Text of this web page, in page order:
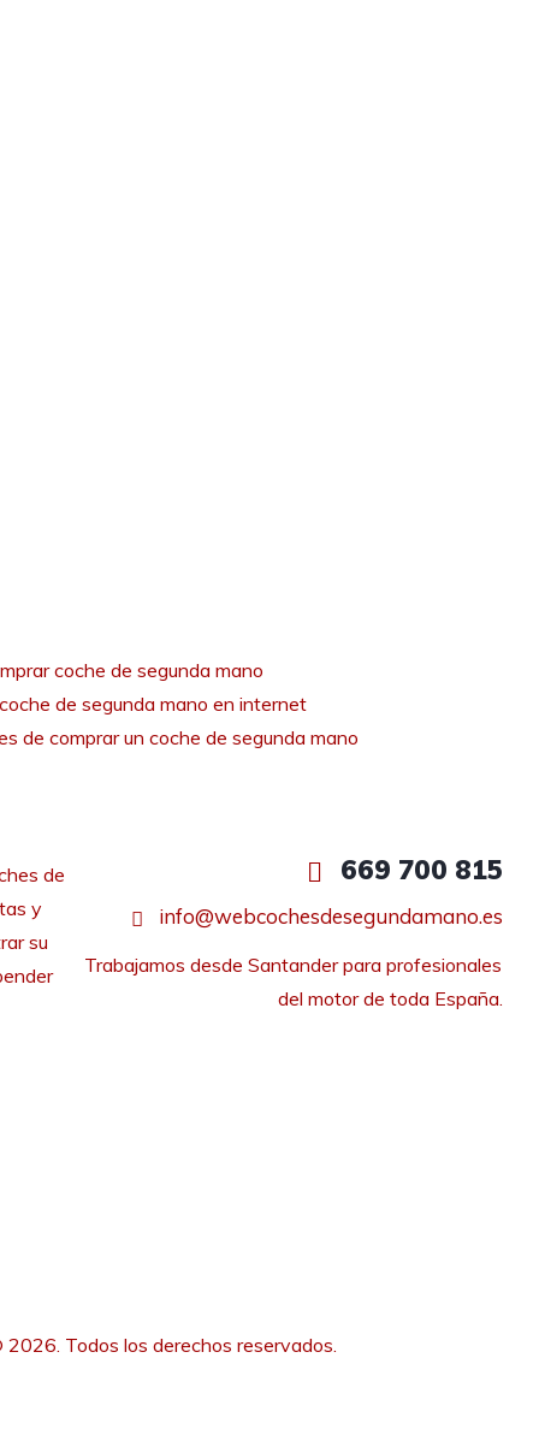
coche de segunda mano
de segunda mano en internet
de comprar un coche de segunda mano
de
y
su
669 700 815
info@webcochesdesegundamano.es
Trabajamos desde Santander para profesionales
del motor de toda España.
Todos los derechos reservados.